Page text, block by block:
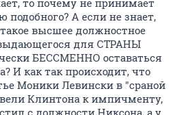
то почему не принимает
А если не знает,
высшее должностное
выдающегося для СТРАНЫ
БЕССМЕННО оставаться
И как так происходит, что
Моники Левински в "сраной
Клинтона к импичменту,
с должности Никсона, а у